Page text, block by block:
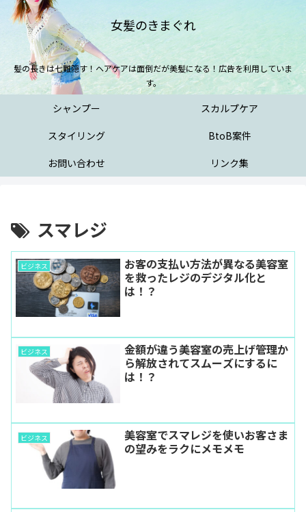
女髪のきまぐれ
髪の長きは七難隠す！ヘアケアは面倒だが美髪になる！広告を利用していま
す。
シャンプー
スカルプケア
スタイリング
BtoB案件
お問い合わせ
リンク集
スマレジ
ビジネス
お客の支払い方法が異なる美容室
を救ったレジのデジタル化と
は！？
ビジネス
金額が違う美容室の売上げ管理か
ら解放されてスムーズにするに
は！？
ビジネス
美容室でスマレジを使いお客さま
の望みをラクにメモメモ